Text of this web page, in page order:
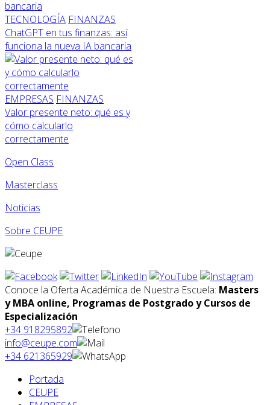
TECNOLOGÍA FINANZAS
ChatGPT en tus finanzas: así
funciona la nueva IA bancaria
EMPRESAS FINANZAS
Valor presente neto: qué es y
cómo calcularlo
correctamente
Open Class
Masterclass
Noticias
Sobre CEUPE
Conoce la Oferta Académica de Nuestra Escuela: Masters
y MBA online, Programas de Postgrado y Cursos de
Especialización
+34 918295892
info@ceupe.com
+34 621365929
Portada
CEUPE